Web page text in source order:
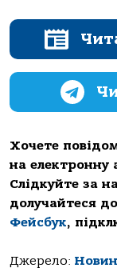
Хочете
на електронну
Слідкуйте за
долучайтеся
Фейсбук,
Джерело: